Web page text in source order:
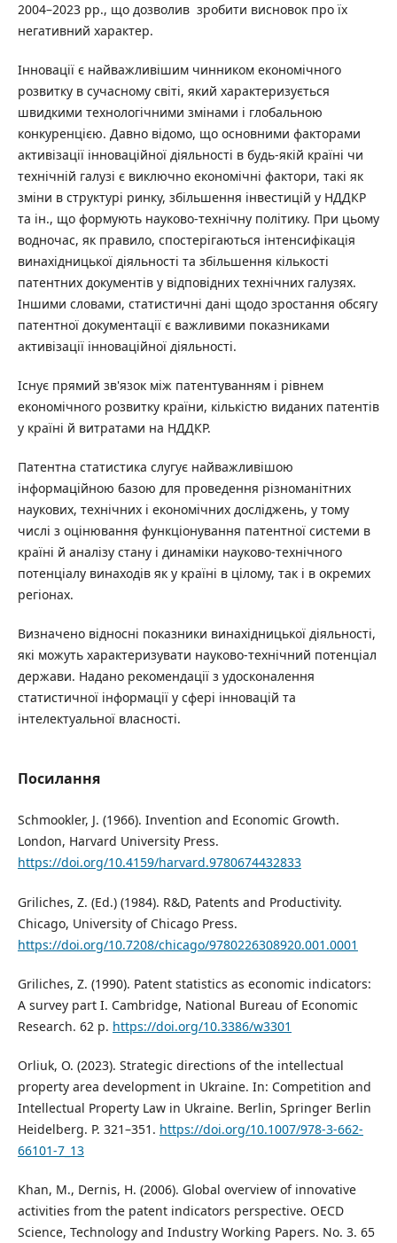
2004–2023 рр., що дозволив зробити висновок про їх
негативний характер.
Інновації є найважливішим чинником економічного
розвитку в сучасному світі, який характеризується
швидкими технологічними змінами і глобальною
конкуренцією. Давно відомо, що основними факторами
активізації інноваційної діяльності в будь-якій країні чи
технічній галузі є виключно економічні фактори, такі як
зміни в структурі ринку, збільшення інвестицій у НДДКР
та ін., що формують науково-технічну політику. При цьому
водночас, як правило, спостерігаються інтенсифікація
винахідницької діяльності та збільшення кількості
патентних документів у відповідних технічних галузях.
Іншими словами, статистичні дані щодо зростання обсягу
патентної документації є важливими показниками
активізації інноваційної діяльності.
Існує прямий зв'язок між патентуванням і рівнем
економічного розвитку країни, кількістю виданих патентів
у країні й витратами на НДДКР.
Патентна статистика слугує найважливішою
інформаційною базою для проведення різноманітних
наукових, технічних і економічних досліджень, у тому
числі з оцінювання функціонування патентної системи в
країні й аналізу стану і динаміки науково-технічного
потенціалу винаходів як у країні в цілому, так і в окремих
регіонах.
Визначено відносні показники винахідницької діяльності,
які можуть характеризувати науково-технічний потенціал
держави. Надано рекомендації з удосконалення
статистичної інформації у сфері інновацій та
інтелектуальної власності.
Посилання
Schmookler, J. (1966). Invention and Economic Growth.
London, Harvard University Press.
https://doi.org/10.4159/harvard.9780674432833
Griliches, Z. (Ed.) (1984). R&D, Patents and Productivity.
Chicago, University of Chicago Press.
https://doi.org/10.7208/chicago/9780226308920.001.0001
Griliches, Z. (1990). Patent statistics as economic indicators:
A survey part I. Cambridge, National Bureau of Economic
Research. 62 p. https://doi.org/10.3386/w3301
Orliuk, O. (2023). Strategic directions of the intellectual
property area development in Ukraine. In: Competition and
Intellectual Property Law in Ukraine. Berlin, Springer Berlin
Heidelberg. P. 321–351. https://doi.org/10.1007/978-3-662-
66101-7_13
Khan, M., Dernis, H. (2006). Global overview of innovative
activities from the patent indicators perspective. OECD
Science, Technology and Industry Working Papers. No. 3. 65